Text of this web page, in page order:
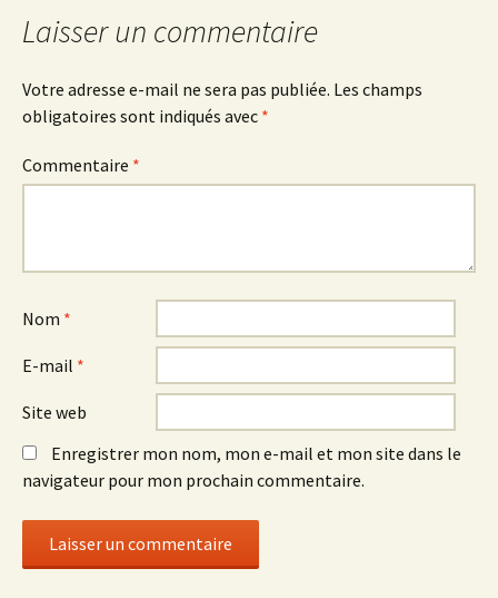
articles
Laisser un commentaire
Votre adresse e-mail ne sera pas publiée. Les champs
obligatoires sont indiqués avec *
Commentaire *
Nom *
E-mail *
Site web
Enregistrer mon nom, mon e-mail et mon site dans le
navigateur pour mon prochain commentaire.